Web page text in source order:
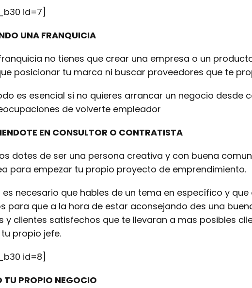
id=7]
UNA FRANQUICIA
no tienes que crear una empresa o un
posicionar tu marca ni buscar proveedores que te
es esencial si no quieres arrancar un negocio desde
de volverte empleador
EN CONSULTOR O CONTRATISTA
dotes de ser una persona creativa y con buena
para empezar tu propio proyecto de emprendimiento.
es necesario que hables de un tema en específico y
para que a la hora de estar aconsejando des una
y clientes satisfechos que te llevaran a mas posibles
propio jefe.
id=8]
TU PROPIO NEGOCIO